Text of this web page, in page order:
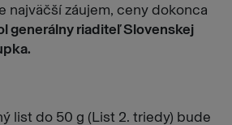
najväčší záujem, ceny dokonca
generálny riaditeľ Slovenskej
list do 50 g (List 2. triedy) bude